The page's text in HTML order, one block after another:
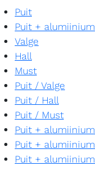
Puit
Puit + alumiinium
Valge
Hall
Must
Puit / Valge
Puit / Hall
Puit / Must
Puit + alumiinium
Puit + alumiinium
Puit + alumiinium